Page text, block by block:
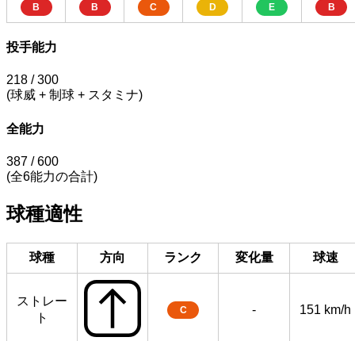
B B C D E B
投手能力
218 / 300
(球威 + 制球 + スタミナ)
全能力
387 / 600
(全6能力の合計)
球種適性
球種 方向 ランク 変化量 球速
ストレー
ト
C - 151 km/h